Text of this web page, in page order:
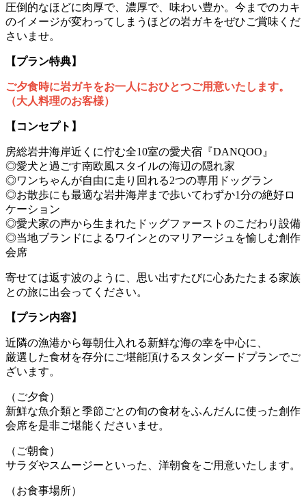
圧倒的なほどに肉厚で、濃厚で、味わい豊か。今までのカキ
のイメージが変わってしまうほどの岩ガキをぜひご賞味くだ
さいませ。
【プラン特典】
ご夕食時に岩ガキをお一人におひとつご用意いたします。
（大人料理のお客様）
【コンセプト】
房総岩井海岸近くに佇む全10室の愛犬宿『DANQOO』
◎愛犬と過ごす南欧風スタイルの海辺の隠れ家
◎ワンちゃんが自由に走り回れる2つの専用ドッグラン
◎お散歩にも最適な岩井海岸まで歩いてわずか1分の絶好ロ
ケーション
◎愛犬家の声から生まれたドッグファーストのこだわり設備
◎当地ブランドによるワインとのマリアージュを愉しむ創作
会席
寄せては返す波のように、思い出すたびに心あたたまる家族
との旅に出会ってください。
【プラン内容】
近隣の漁港から毎朝仕入れる新鮮な海の幸を中心に、
厳選した食材を存分にご堪能頂けるスタンダードプランでご
ざいます。
（ご夕食）
新鮮な魚介類と季節ごとの旬の食材をふんだんに使った創作
会席を是非ご堪能くださいませ。
（ご朝食）
サラダやスムージーといった、洋朝食をご用意いたします。
（お食事場所）